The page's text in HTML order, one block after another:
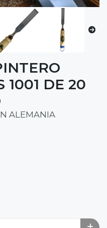
1001 DE 20
ALEMANIA